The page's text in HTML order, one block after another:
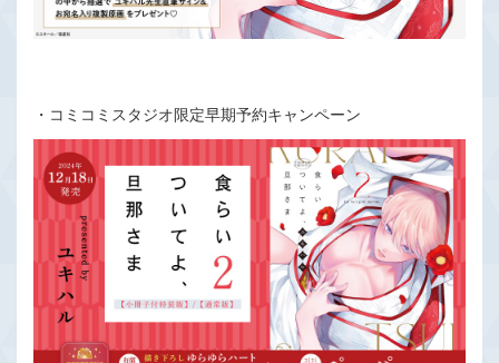
・コミコミスタジオ限定早期予約キャンペーン